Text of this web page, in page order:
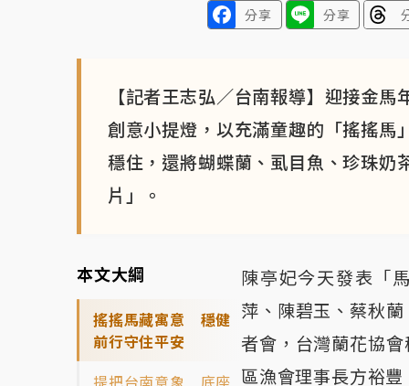
分享 分享
【記者王志弘／台南報導】迎接金
創意小提燈，以充滿童趣的「搖搖馬
穩住，還將蝴蝶蘭、虱目魚、珍珠奶
片」。
本文大綱
搖搖馬藏寓意 穩健
前行守住平安
提把台南意象 底座
陳亭妃今天發表「
萍、陳碧玉、蔡秋
者會，台灣蘭花協
區漁會理事長方裕